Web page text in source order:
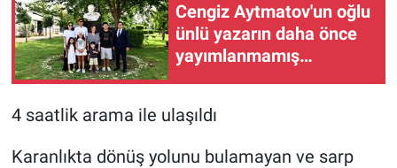
Cengiz Aytmatov'un oğlu
ünlü yazarın daha önce
yayımlanmamış
kütüphaneye bağışladı
4 saatlik arama ile ulaşıldı
Karanlıkta dönüş yolunu bulamayan ve sarp